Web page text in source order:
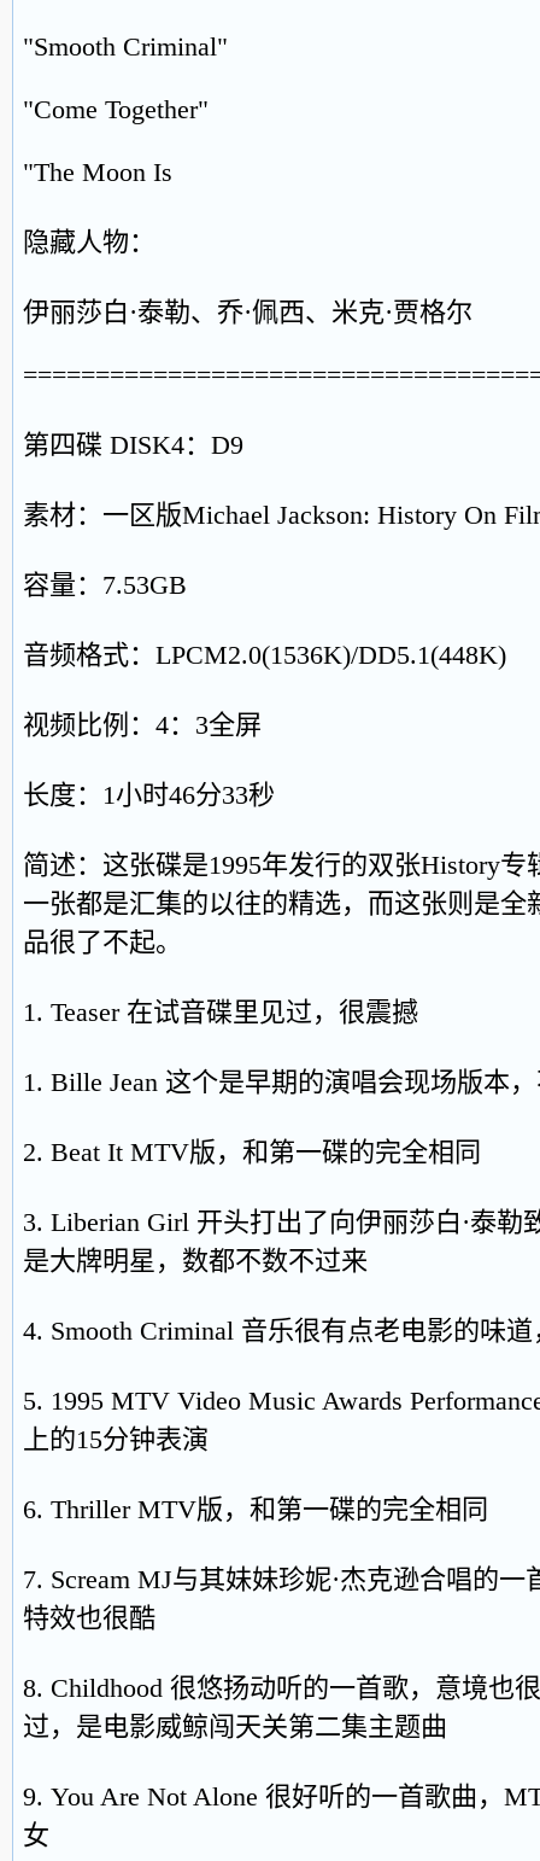
"Smooth Criminal"
"Come Together"
"The Moon Is
隐藏人物：
伊丽莎白·泰勒、乔·佩西、米克·贾格尔
第四碟 DISK4：D9
素材：一区版Michael Jackson: History On
容量：7.53GB
音频格式：LPCM2.0(1536K)/DD5.1(448K)
视频比例：4：3全屏
长度：1小时46分33秒
简述：这张碟是1995年发行的双张History
一张都是汇集的以往的精选，而这张则是全
品很了不起。
1. Teaser 在试音碟里见过，很震撼
1. Bille Jean 这个是早期的演唱会现场版本
2. Beat It MTV版，和第一碟的完全相同
3. Liberian Girl 开头打出了向伊丽莎白·泰
是大牌明星，数都不数不过来
4. Smooth Criminal 音乐很有点老电影的味
5. 1995 MTV Video Music Awards
上的15分钟表演
6. Thriller MTV版，和第一碟的完全相同
7. Scream MJ与其妹妹珍妮·杰克逊合唱的
特效也很酷
8. Childhood 很悠扬动听的一首歌，意境也
过，是电影威鲸闯天关第二集主题曲
9. You Are Not Alone 很好听的一首歌曲，
女